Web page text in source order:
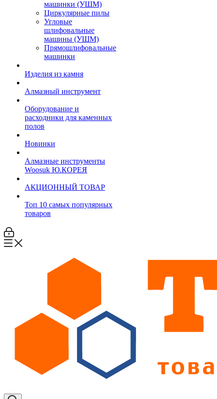
машинки (УШМ)
Циркулярные пилы
Угловые
шлифовальные
машины (УШМ)
Прямошлифовальные
машинки
Изделия из камня
Алмазный инструмент
Оборудование и
расходники для каменных
полов
Новинки
Алмазные инструменты
Woosuk Ю.КОРЕЯ
АКЦИОННЫЙ ТОВАР
Топ 10 самых популярных
товаров